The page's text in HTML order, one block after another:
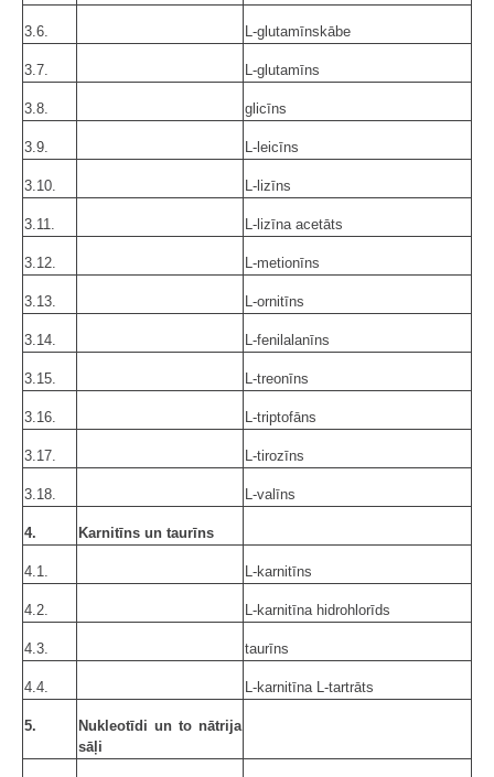
3.6. L-glutamīnskābe
3.7. L-glutamīns
3.8. glicīns
3.9. L-leicīns
3.10. L-lizīns
3.11. L-lizīna acetāts
3.12. L-metionīns
3.13. L-ornitīns
3.14. L-fenilalanīns
3.15. L-treonīns
3.16. L-triptofāns
3.17. L-tirozīns
3.18. L-valīns
4. Karnitīns un taurīns
4.1. L-karnitīns
4.2. L-karnitīna hidrohlorīds
4.3. taurīns
4.4. L-karnitīna L-tartrāts
5.
Nukleotīdi un to nātrija
sāļi